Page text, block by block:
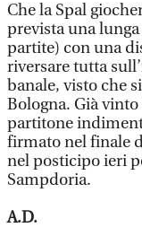
Che la Spal
prevista una
partite) con una
riversare tutta
banale, visto che
Bologna. Già
partitone
firmato nel finale
nel posticipo ieri
Sampdoria.
A.D.